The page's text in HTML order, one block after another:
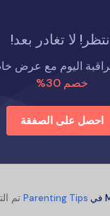
لا تغادر بعد!
اليوم مع عرض
خصم 30%
احصل على الصفقة
لتربية الأطفال
الأطفال والبالغين؟
إنستغرام
في Parenting Tips تم